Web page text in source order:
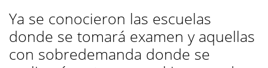
Ya se conocieron las escuelas
donde se tomará examen y aquellas
con sobredemanda donde se